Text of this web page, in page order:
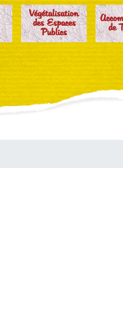
Végétalisation
des Espaces
Publics
de